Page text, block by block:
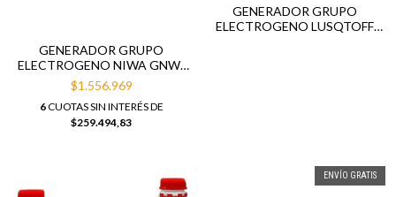
GENERADOR GRUPO
ELECTROGENO NIWA GNW-
70-ER
$1.556.969
6CUOTAS SIN INTERÉS DE
$259.494,83
GENERADOR GRUPO
ELECTROGENO LUSQTOFF
ENVÍO GRATIS